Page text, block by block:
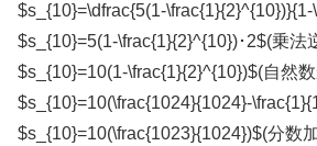
$s_{10}=\dfrac{5(1-
$s_{10}=5(1-\frac{1}{2}^{10})･2$(乗法
$s_{10}=10(1-\frac{1}{2}^{10})$(自然
$s_{10}=10(\frac{1024}{1024}-
$s_{10}=10(\frac{1023}{1024})$(分数